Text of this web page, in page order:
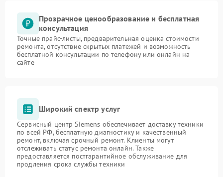
Прозрачное ценообразование и бесплатная
консультация
Точные прайс-листы, предварительная оценка стоимости
ремонта, отсутствие скрытых платежей и возможность
бесплатной консультации по телефону или онлайн на
сайте
Широкий спектр услуг
Сервисный центр Siemens обеспечивает доставку техники
по всей РФ, бесплатную диагностику и качественный
ремонт, включая срочный ремонт. Клиенты могут
отслеживать статус ремонта онлайн. Также
предоставляется постгарантийное обслуживание для
продления срока службы техники